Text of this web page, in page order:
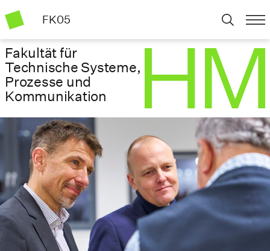
FK05
Fakultät für
Technische Systeme,
Prozesse und
Kommunikation